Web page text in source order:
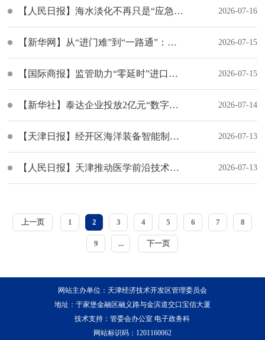
【人民日报】海水淡化不再只是“应急之选” 2026-07-16
【新华网】从“进门难”到“一路通”：数字便利护航骑手小哥扎根城市 2026-07-15
【国际商报】监管助力“零延时”进口农机奔赴“三夏”生产一线 2026-07-15
【新华社】泰达企业投放2亿元“数字+算力”特色保理业务 2026-07-14
【天津日报】经开区海洋装备智能制造产业园开工建设 2026-07-13
【人民日报】天津推动医学前沿技术从“实验室”走向“生产线”——医学创新的甘甜果实（健康焦点） 2026-07-13
上一页 1 2 3 4 5 6 7 8
9 ... 下一页
网站主办单位：天津经济技术开发区管理委员会
地址：于家堡金融区融义路与金滨道交口宝信大厦
技术支持：管委会办公室 电子政务科
网站标识码：1201160062